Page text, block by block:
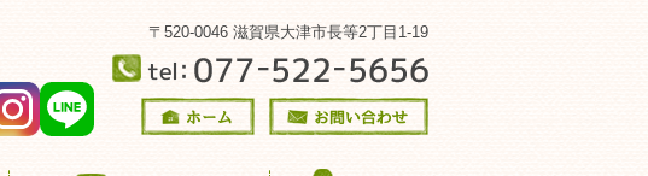
〒520-0046 滋賀県大津市長等2丁目1-19